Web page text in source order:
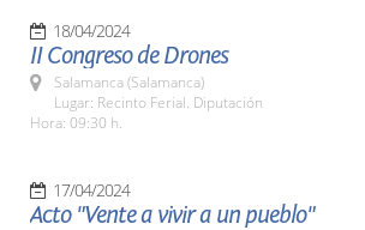
18/04/2024
II Congreso de Drones
Salamanca (Salamanca)
Lugar: Recinto Ferial. Diputación
Hora: 09:30 h.
17/04/2024
Acto "Vente a vivir a un pueblo"